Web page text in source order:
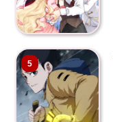
5